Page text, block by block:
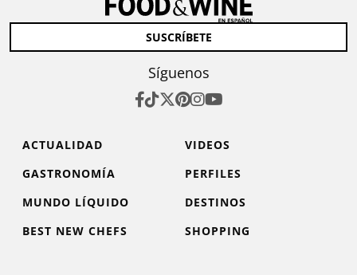
SUSCRÍBETE
Síguenos
ACTUALIDAD
VIDEOS
GASTRONOMÍA
PERFILES
MUNDO LÍQUIDO
DESTINOS
BEST NEW CHEFS
SHOPPING